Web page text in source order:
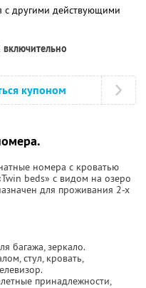
с другими действующими
купоном
номера с кроватью
beds» с видом на озеро
для проживания 2-х
багажа, зеркало.
стул, кровать,
принадлежности,